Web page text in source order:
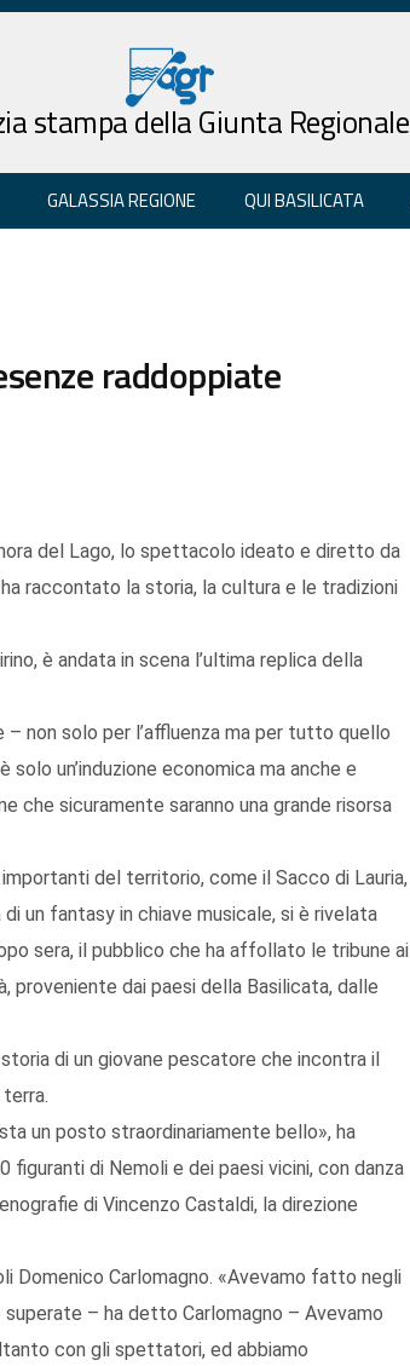
stampa della Giunta Regionale
GALASSIA REGIONE QUI BASILICATA
raddoppiate
del Lago, lo spettacolo ideato e diretto da
raccontato la storia, la cultura e le tradizioni
è andata in scena l’ultima replica della
non solo per l’affluenza ma per tutto quello
un’induzione economica ma anche e
che sicuramente saranno una grande risorsa
del territorio, come il Sacco di Lauria,
un fantasy in chiave musicale, si è rivelata
sera, il pubblico che ha affollato le tribune ai
proveniente dai paesi della Basilicata, dalle
di un giovane pescatore che incontra il
un posto straordinariamente bello», ha
di Nemoli e dei paesi vicini, con danza
di Vincenzo Castaldi, la direzione
Domenico Carlomagno. «Avevamo fatto negli
– ha detto Carlomagno – Avevamo
con gli spettatori, ed abbiamo